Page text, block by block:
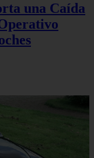
una Caída